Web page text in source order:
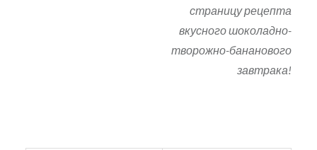
страницу рецепта
вкусного шоколадно-
творожно-бананового
завтрака!